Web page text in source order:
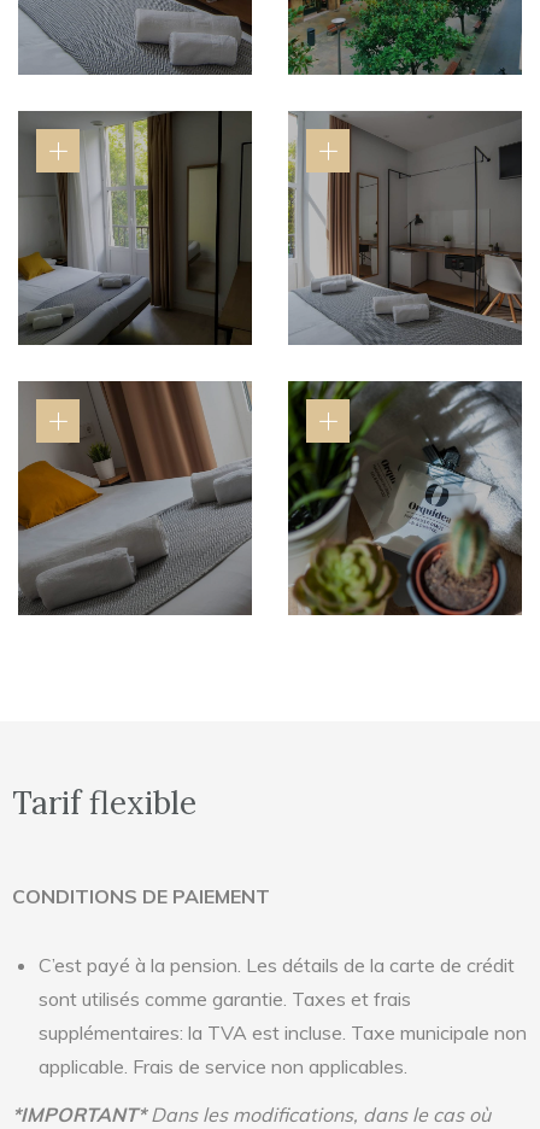
Tarif flexible​
CONDITIONS DE PAIEMENT
C’est payé à la pension. Les détails de la carte de crédit
sont utilisés comme garantie. Taxes et frais
supplémentaires: la TVA est incluse. Taxe municipale non
applicable. Frais de service non applicables.
*IMPORTANT*Dans les modifications, dans le cas où